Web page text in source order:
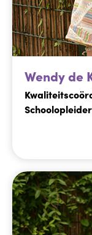
Wendy de